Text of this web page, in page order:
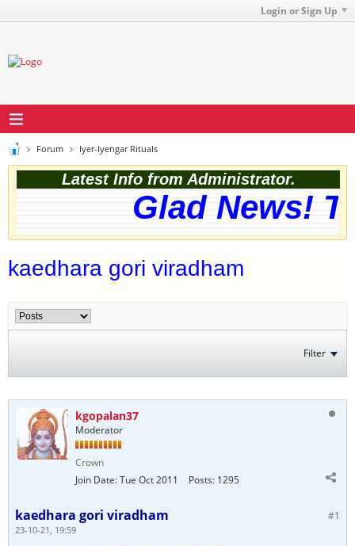
Login or Sign Up
Forum Iyer-Iyengar Rituals
Latest Info from Administrator.
Glad News!
kaedhara gori viradham
Filter
kgopalan37
Moderator
Crown
Join Date:Tue Oct 2011 Posts: 1295
#1
kaedhara gori viradham
23-10-21, 19:59